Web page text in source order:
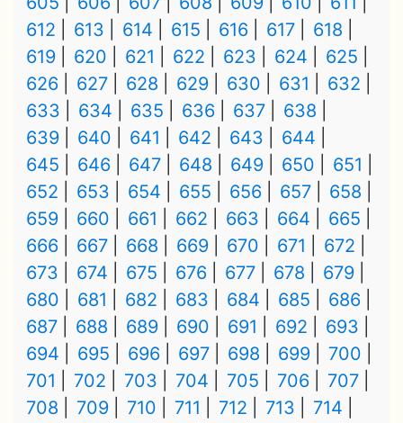
612
613 614 615 616 617
618
619
620 621 622 623 624
625
626
627 628 629 630 631
632
633
634 635 636 637
638
639
640 641 642 643
644
645
646 647 648 649 650
651
652
653 654 655 656 657
658
659
660 661 662 663 664
665
666
667 668 669 670 671
672
673
674 675 676 677 678
679
680
681 682 683 684 685
686
687
688 689 690 691 692
693
694
695 696 697 698 699
700
701
702 703 704 705 706
707
708
709 710 711 712 713
714